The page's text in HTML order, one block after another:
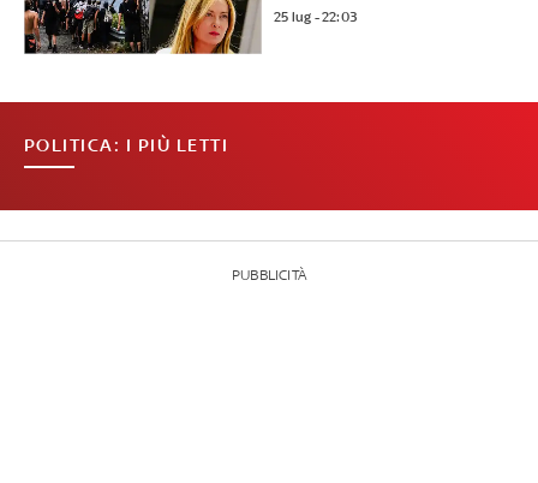
25 lug - 22:03
POLITICA: I PIÙ LETTI
PUBBLICITÀ